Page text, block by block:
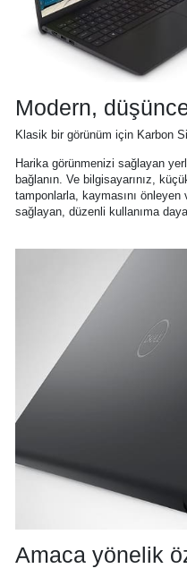
Modern,
Klasik bir görünüm için Karbon
Harika görünmenizi sağlayan
bağlanın. Ve bilgisayarınız,
tamponlarla, kaymasını
sağlayan, düzenli kullanıma
Amaca yönelik